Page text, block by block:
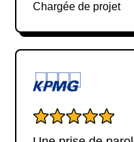
Chargée de projet